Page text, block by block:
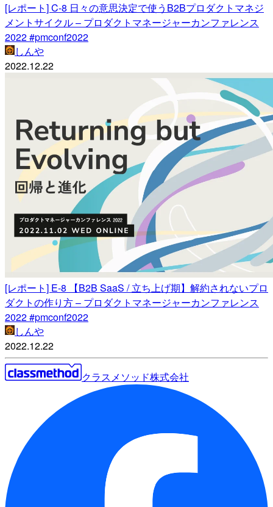
[レポート] C-8 日々の意思決定で使うB2Bプロダクトマネジ
メントサイクル – プロダクトマネージャーカンファレンス
2022 #pmconf2022
しんや
2022.12.22
[レポート] E-8 【B2B SaaS / 立ち上げ期】解約されないプロ
ダクトの作り方 – プロダクトマネージャーカンファレンス
2022 #pmconf2022
しんや
2022.12.22
クラスメソッド株式会社